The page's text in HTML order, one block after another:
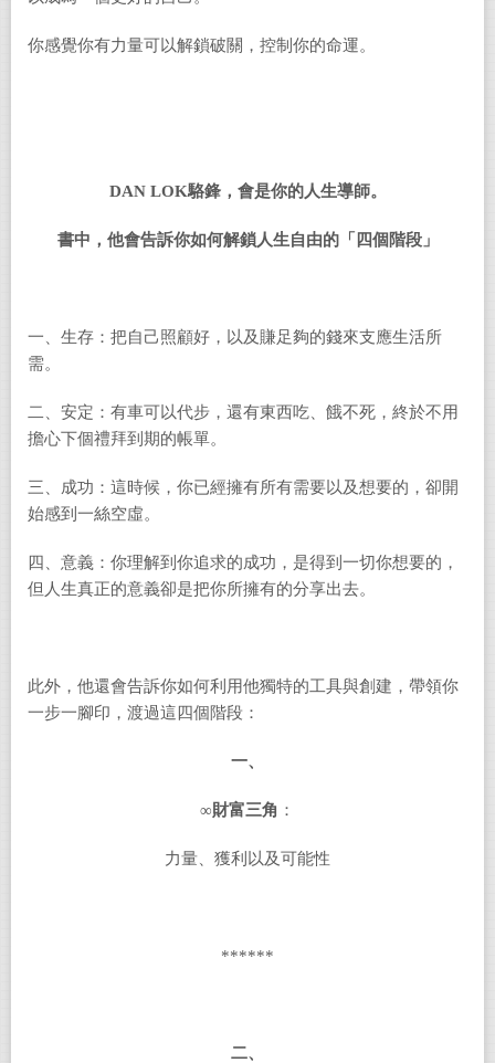
你感覺你有力量可以解鎖破關，控制你的命運。
DANLOK駱鋒，會是你的人生導師。
書中，他會告訴你如何解鎖人生自由的「四個階段」
一、生存：把自己照顧好，以及賺足夠的錢來支應生活所
需。
二、安定：有車可以代步，還有東西吃、餓不死，終於不用
擔心下個禮拜到期的帳單。
三、成功：這時候，你已經擁有所有需要以及想要的，卻開
始感到一絲空虛。
四、意義：你理解到你追求的成功，是得到一切你想要的，
但人生真正的意義卻是把你所擁有的分享出去。
此外，他還會告訴你如何利用他獨特的工具與創建，帶領你
一步一腳印，渡過這四個階段：
一、
∞財富三角 ：
力量、獲利以及可能性
******
二、